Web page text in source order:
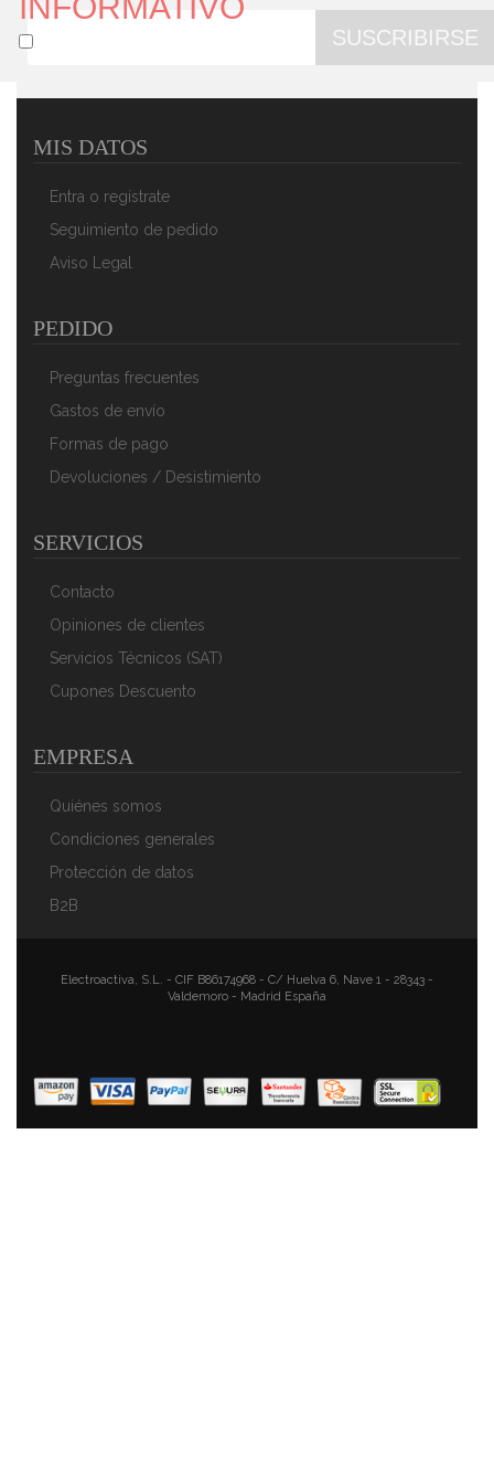
SUSCRIBIRSE
MIS DATOS
Entra o regístrate
Seguimiento de pedido
Aviso Legal
PEDIDO
Preguntas frecuentes
Gastos de envío
Formas de pago
Devoluciones / Desistimiento
SERVICIOS
Contacto
Opiniones de clientes
Servicios Técnicos (SAT)
Cupones Descuento
EMPRESA
Quiénes somos
Condiciones generales
Protección de datos
B2B
Electroactiva, S.L. - CIF B86174968 - C/ Huelva 6, Nave 1 - 28343 -
Valdemoro - Madrid España